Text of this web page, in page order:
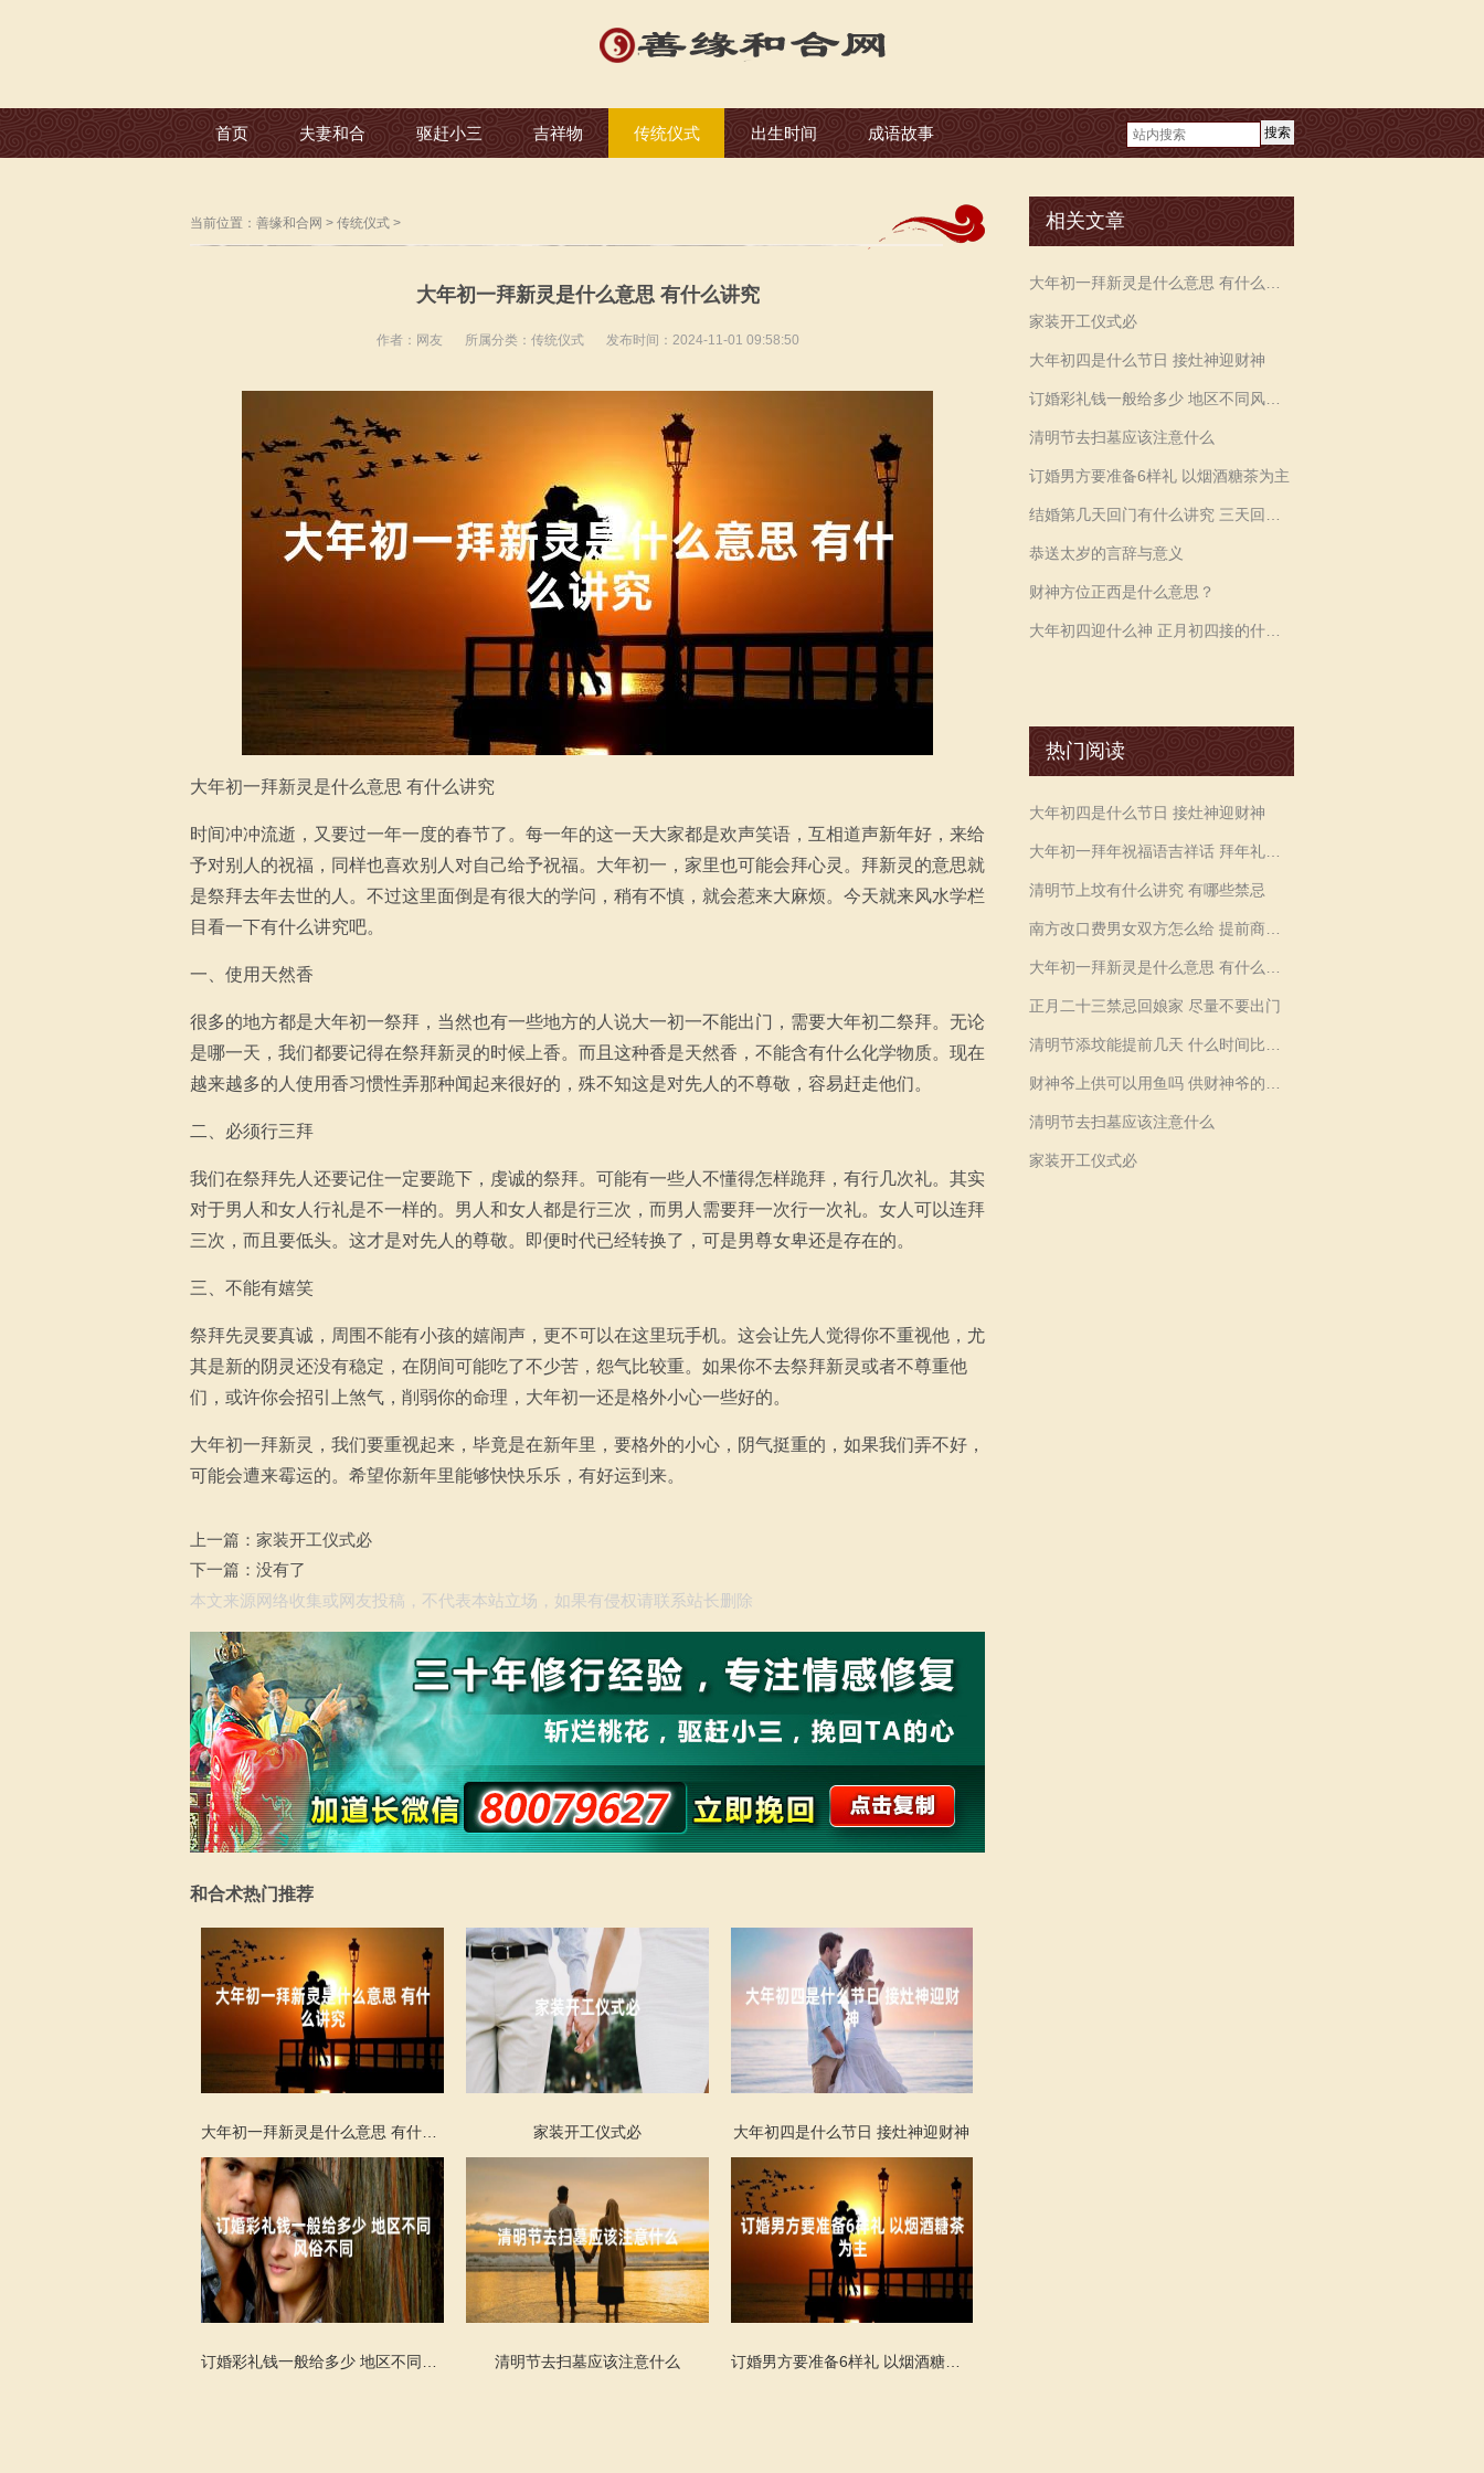
搜索
首页 夫妻和合 驱赶小三 吉祥物 传统仪式 出生时间 成语故事
当前位置： 善缘和合网 > 传统仪式 >
大年初一拜新灵是什么意思 有什么讲究
作者：网友 所属分类： 传统仪式 发布时间：2024-11-01 09:58:50
大年初一拜新灵是什么意思 有什么讲究
时间冲冲流逝，又要过一年一度的春节了。每一年的这一天大家都是欢声笑语，互相道声新年好，来给
予对别人的祝福，同样也喜欢别人对自己给予祝福。大年初一，家里也可能会拜心灵。拜新灵的意思就
是祭拜去年去世的人。不过这里面倒是有很大的学问，稍有不慎，就会惹来大麻烦。今天就来风水学栏
目看一下有什么讲究吧。
一、使用天然香
很多的地方都是大年初一祭拜，当然也有一些地方的人说大一初一不能出门，需要大年初二祭拜。无论
是哪一天，我们都要记得在祭拜新灵的时候上香。而且这种香是天然香，不能含有什么化学物质。现在
越来越多的人使用香习惯性弄那种闻起来很好的，殊不知这是对先人的不尊敬，容易赶走他们。
二、必须行三拜
我们在祭拜先人还要记住一定要跪下，虔诚的祭拜。可能有一些人不懂得怎样跪拜，有行几次礼。其实
对于男人和女人行礼是不一样的。男人和女人都是行三次，而男人需要拜一次行一次礼。女人可以连拜
三次，而且要低头。这才是对先人的尊敬。即便时代已经转换了，可是男尊女卑还是存在的。
三、不能有嬉笑
祭拜先灵要真诚，周围不能有小孩的嬉闹声，更不可以在这里玩手机。这会让先人觉得你不重视他，尤
其是新的阴灵还没有稳定，在阴间可能吃了不少苦，怨气比较重。如果你不去祭拜新灵或者不尊重他
们，或许你会招引上煞气，削弱你的命理，大年初一还是格外小心一些好的。
大年初一拜新灵，我们要重视起来，毕竟是在新年里，要格外的小心，阴气挺重的，如果我们弄不好，
可能会遭来霉运的。希望你新年里能够快快乐乐，有好运到来。
上一篇： 家装开工仪式必
下一篇：没有了
本文来源网络收集或网友投稿，不代表本站立场，如果有侵权请联系站长删除
和合术热门推荐
家装开工仪式必 大年初四是什么节日 接灶神迎财神
清明节去扫墓应该注意什么 订婚男方要准备6样礼 以烟酒糖茶为主
相关文章
家装开工仪式必
大年初四是什么节日 接灶神迎财神
清明节去扫墓应该注意什么
订婚男方要准备6样礼 以烟酒糖茶为主
恭送太岁的言辞与意义
财神方位正西是什么意思？
热门阅读
大年初四是什么节日 接灶神迎财神
清明节上坟有什么讲究 有哪些禁忌
正月二十三禁忌回娘家 尽量不要出门
清明节去扫墓应该注意什么
家装开工仪式必